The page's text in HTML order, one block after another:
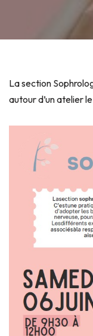
La section
autour d’un atelier